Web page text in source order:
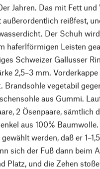
Jahren. Das mit Fett
außerordentlich reißfest,
Der Schuh
haferlförmigen Leisten
Schweizer Gallusser
2,5–3 mm.
Brandsohle vegetabil
aus Gummi.
2 Ösenpaare, sämtlich
aus 100%
werden, daß er
sich der Fuß dann beim
Platz, und die Zehen